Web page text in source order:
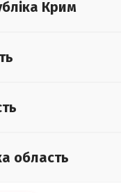
Крим
область